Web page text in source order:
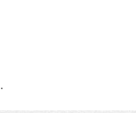
.